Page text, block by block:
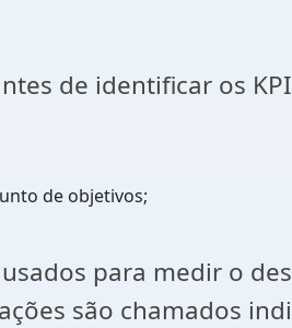
de identificar os
de objetivos;
para medir o
são chamados